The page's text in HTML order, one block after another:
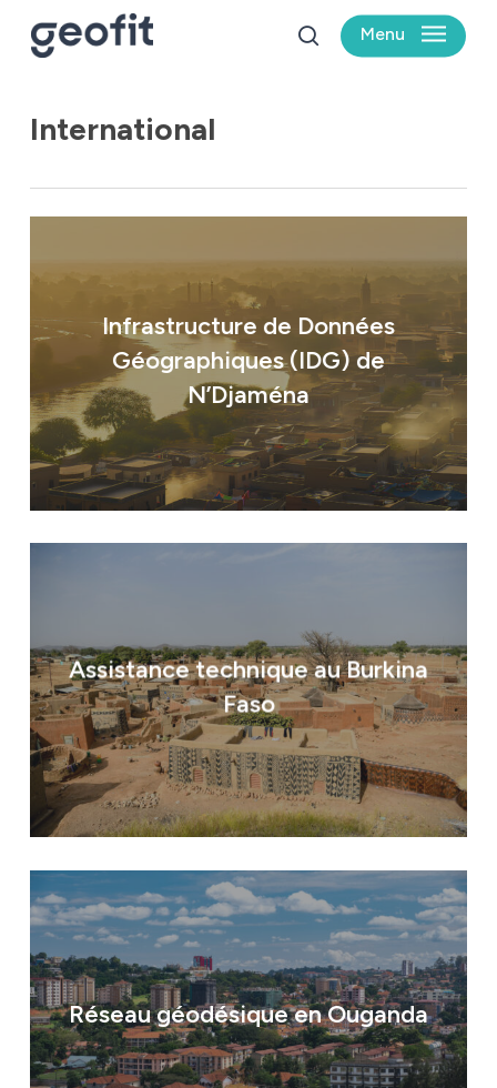
search
Menu
International
Infrastructure de Données
Géographiques (IDG) de
N’Djaména
Assistance technique au Burkina
Faso
Réseau géodésique en Ouganda